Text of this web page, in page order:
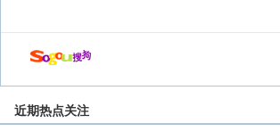
近期热点关注